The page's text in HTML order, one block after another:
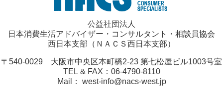
公益社団法人
日本消費生活アドバイザー・コンサルタント・相談員協会
西日本支部（ＮＡＣＳ西日本支部）
〒540-0029 大阪市中央区本町橋2-23 第七松屋ビル1003号室
TEL & FAX：06-4790-8110
Mail： west-info@nacs-west.jp